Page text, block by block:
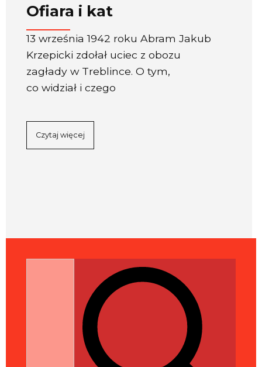
Ofiara i kat
13 września 1942 roku Abram Jakub
Krzepicki zdołał uciec z obozu
zagłady w Treblince. O tym,
co widział i czego
Czytaj więcej